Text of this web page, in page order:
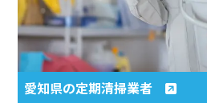
愛知県の定期清掃業者